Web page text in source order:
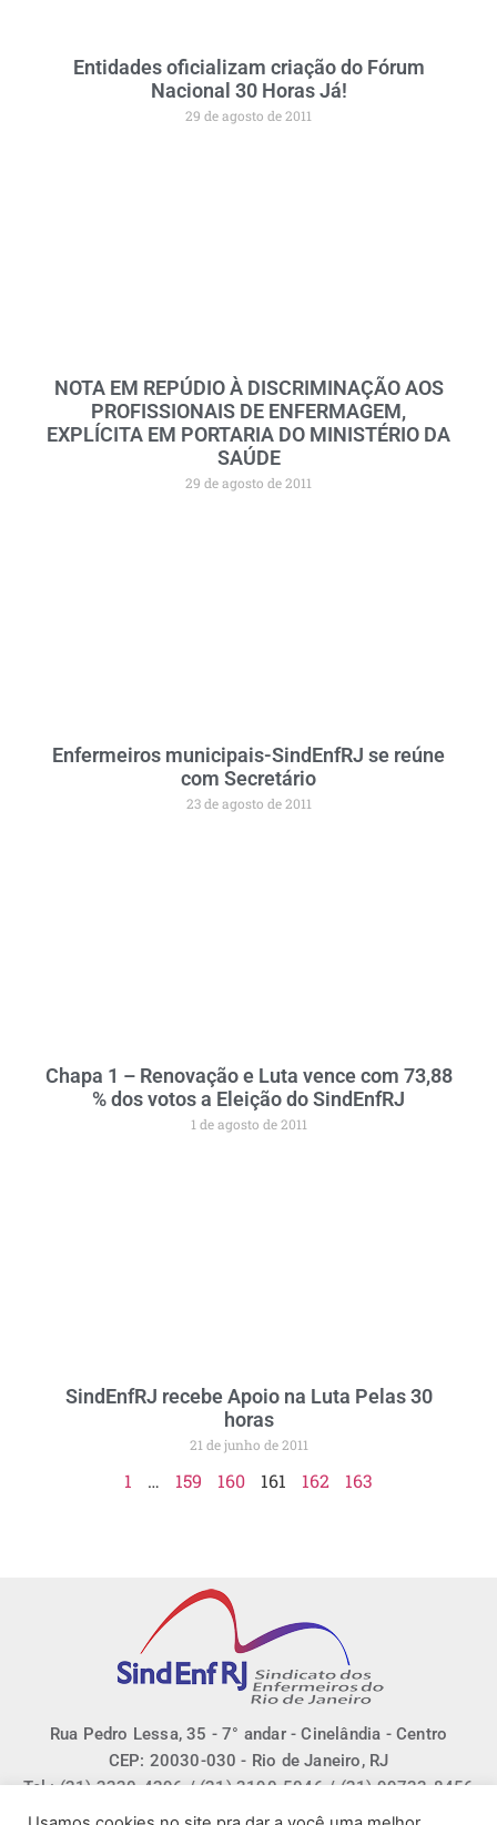
Entidades oficializam criação do Fórum
Nacional 30 Horas Já!
29 de agosto de 2011
NOTA EM REPÚDIO À DISCRIMINAÇÃO AOS
PROFISSIONAIS DE ENFERMAGEM,
EXPLÍCITA EM PORTARIA DO MINISTÉRIO DA
SAÚDE
29 de agosto de 2011
Enfermeiros municipais-SindEnfRJ se reúne
com Secretário
23 de agosto de 2011
Chapa 1 – Renovação e Luta vence com 73,88
% dos votos a Eleição do SindEnfRJ
1 de agosto de 2011
SindEnfRJ recebe Apoio na Luta Pelas 30
horas
21 de junho de 2011
1 … 159 160 161 162 163
Rua Pedro Lessa, 35 - 7° andar - Cinelândia - Centro
CEP: 20030-030 - Rio de Janeiro, RJ
Tel.: (21) 2220-4296 / (21) 3190-5046 / (21) 99733-8456
E-mail: sindenfrj@sindenfrj.org.br